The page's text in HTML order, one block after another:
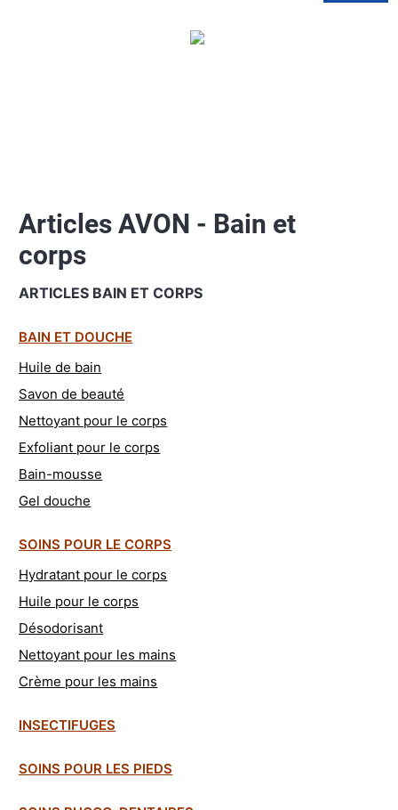
Articles AVON - Bain et
corps
ARTICLES BAIN ET CORPS
BAIN ET DOUCHE
Huile de bain
Savon de beauté
Nettoyant pour le corps
Exfoliant pour le corps
Bain-mousse
Gel douche
SOINS POUR LE CORPS
Hydratant pour le corps
Huile pour le corps
Désodorisant
Nettoyant pour les mains
Crème pour les mains
INSECTIFUGES
SOINS POUR LES PIEDS